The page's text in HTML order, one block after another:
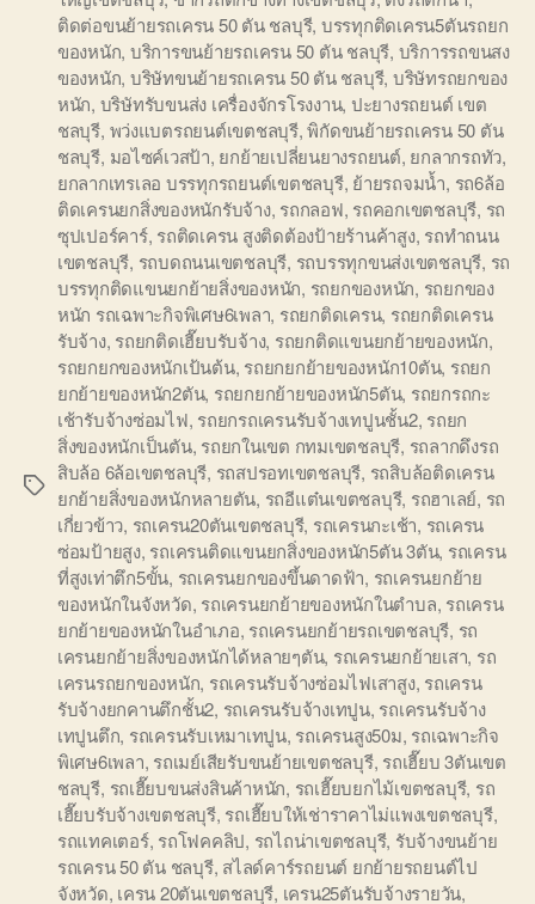
Tags
ติดต่อขนย้ายรถเครน 50 ตัน ชลบุรี, บรรทุกติดเครน5ตันรถยก
ของหนัก, บริการขนย้ายรถเครน 50 ตัน ชลบุรี, บริการรถขนสง
ของหนัก, บริษัทขนย้ายรถเครน 50 ตัน ชลบุรี, บริษัทรถยกของ
หนัก, บริษัทรับขนส่ง เครื่องจักรโรงงาน, ปะยางรถยนต์ เขต
ชลบุรี, พว่งแบตรถยนต์เขตชลบุรี,พิกัดขนย้ายรถเครน 50 ตัน
ชลบุรี, มอไซค์เวสป้า, ยกย้ายเปลี่ยนยางรถยนต์, ยกลากรถทัว,
ยกลากเทรเลอ บรรทุกรถยนต์เขตชลบุรี, ย้ายรถจมน้ำ, รถ6ล้อ
ติดเครนยกสิ่งของหนักรับจ้าง, รถกลอฟ, รถคอกเขตชลบุรี, รถ
ซุปเปอร์คาร์, รถติดเครน สูงติดต้องป้ายร้านค้าสูง, รถทำถนน
เขตชลบุรี, รถบดถนนเขตชลบุรี, รถบรรทุกขนส่งเขตชลบุรี, รถ
บรรทุกติดแขนยกย้ายสิ่งของหนัก, รถยกของหนัก, รถยกของ
หนัก รถเฉพาะกิจพิเศษ6เพลา, รถยกติดเครน, รถยกติดเครน
รับจ้าง, รถยกติดเฮี๊ยบรับจ้าง, รถยกติดแขนยกย้ายของหนัก,
รถยกยกของหนักเป้นต้น, รถยกยกย้ายของหนัก10ตัน, รถยก
ยกย้ายของหนัก2ตัน, รถยกยกย้ายของหนัก5ตัน, รถยกรถกะ
เช้ารับจ้างซ่อมไฟ, รถยกรถเครนรับจ้างเทปูนชั้น2, รถยก
สิ่งของหนักเป็นตัน, รถยกในเขต กทมเขตชลบุรี, รถลากดึงรถ
สิบล้อ 6ล้อเขตชลบุรี, รถสปรอทเขตชลบุรี, รถสิบล้อติดเครน
ยกย้ายสิ่งของหนักหลายตัน, รถอีแต๋นเขตชลบุรี, รถฮาเลย์, รถ
เกี่ยวข้าว, รถเครน20ตันเขตชลบุรี, รถเครนกะเช้า, รถเครน
ซ่อมป้ายสูง, รถเครนติดแขนยกสิ่งของหนัก5ตัน 3ตัน, รถเครน
ที่สูงเท่าตึก5ขั้น, รถเครนยกของขึ้นดาดฟ้า, รถเครนยกย้าย
ของหนักในจังหวัด, รถเครนยกย้ายของหนักในตำบล, รถเครน
ยกย้ายของหนักในอำเภอ, รถเครนยกย้ายรถเขตชลบุรี, รถ
เครนยกย้ายสิ่งของหนักได้หลายๆตัน, รถเครนยกย้ายเสา, รถ
เครนรถยกของหนัก, รถเครนรับจ้างซ่อมไฟเสาสูง, รถเครน
รับจ้างยกคานตึกชั้น2, รถเครนรับจ้างเทปูน, รถเครนรับจ้าง
เทปูนตึก, รถเครนรับเหมาเทปูน, รถเครนสูง50ม, รถเฉพาะกิจ
พิเศษ6เพลา, รถเมย์เสียรับขนย้ายเขตชลบุรี, รถเฮี๊ยบ 3ตันเขต
ชลบุรี, รถเฮี๊ยบขนส่งสินค้าหนัก, รถเฮี๊ยบยกไม้เขตชลบุรี, รถ
เฮี๊ยบรับจ้างเขตชลบุรี, รถเฮี๊ยบให้เช่าราคาไม่แพงเขตชลบุรี,
รถแทคเตอร์, รถโฟคคลิป, รถไถน่าเขตชลบุรี, รับจ้างขนย้าย
รถเครน 50 ตัน ชลบุรี, สไลด์คาร์รถยนต์ ยกย้ายรถยนต์ไป
จังหวัด, เครน 20ตันเขตชลบุรี, เครน25ตันรับจ้างรายวัน,